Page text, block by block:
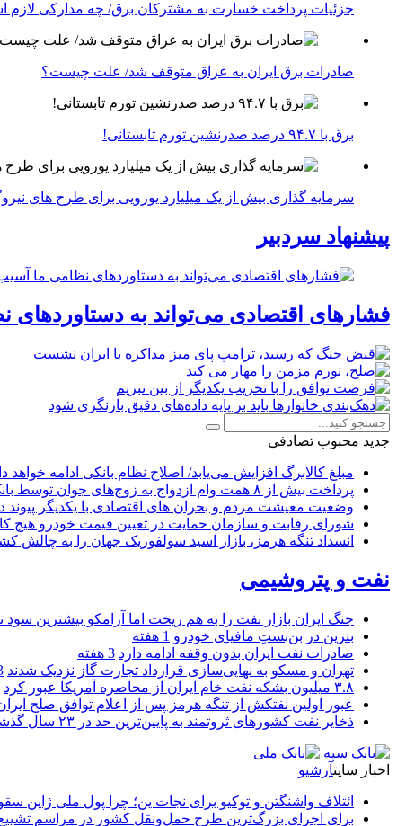
جزئیات پرداخت خسارت به مشترکان برق/ چه مدارکی لازم
صادرات برق ایران به عراق متوقف شد/ علت چیست؟
برق با ۹۴.۷ درصد صدرنشین تورم تابستانی!
سرمایه گذاری بیش از یک میلیارد یورویی برای طرح های
پیشنهاد سردبیر
فشارهای اقتصادی می‌تواند به دستاوردهای
جدید محبوب تصادفی
مبلغ کالابرگ افزایش می‌یابد/ اصلاح نظام بانکی ادامه خواهد
پرداخت بیش از ۸ همت وام ازدواج به زوج‌های جوان توسط بانک ملی ایران
وضعیت معیشت مردم و بحران های اقتصادی با یکدیگر پیوند
شورای رقابت و سازمان حمایت در تعیین قیمت خودرو هیچ
انسداد تنگه هرمز، بازار اسید سولفوریک جهان را به چالش
نفت و پتروشیمی
جنگ ایران بازار نفت را به هم ریخت اما آرامکو بیشترین سود
بنزین در بن‌بستِ مافیای خودرو 1 هفته
صادرات نفت ایران بدون وقفه ادامه دارد 3 هفته
تهران و مسکو به نهایی‌سازی قرارداد تجارت گاز نزدیک شدند 3
۳.۸ میلیون بشکه نفت خام ایران از محاصره آمریکا عبور کرد
عبور اولین نفتکش از تنگه هرمز پس از اعلام توافق صلح
ذخایر نفت کشورهای ثروتمند به پایین‌ترین حد در ۲۳ سال گذشته رسید
اخبار سایتآرشیو
ائتلاف واشنگتن و توکیو برای نجات ین؛ چرا پول ملی ژاپن
برای اجرای بزرگ‌ترین طرح حمل‌ونقل کشور در مراسم تشییع